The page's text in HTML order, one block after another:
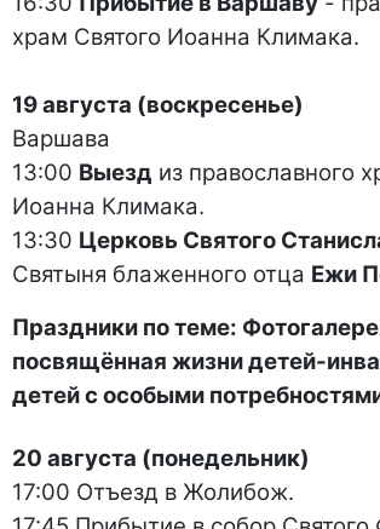
храм Святого Иоанна Климака.
19 августа (воскресенье)
Варшава
13:00 Выезд из православного
Иоанна Климака.
13:30 Церковь Святого
Святыня блаженного отца Ежи
Праздники по теме:
посвящённая жизни детей-
детей с особыми
20 августа (понедельник)
17:00 Отъезд в Жолибож.